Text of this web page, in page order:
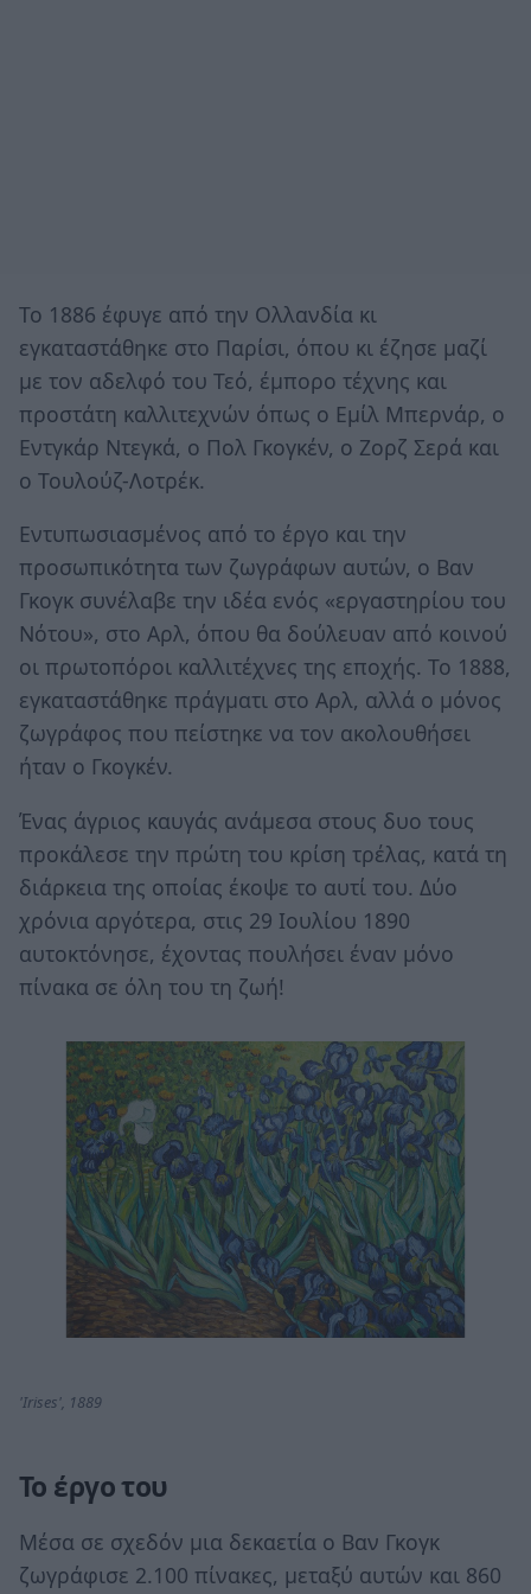
Το 1886 έφυγε από την Ολλανδία κι
εγκαταστάθηκε στο Παρίσι, όπου κι έζησε μαζί
με τον αδελφό του Τεό, έμπορο τέχνης και
προστάτη καλλιτεχνών όπως ο Εμίλ Μπερνάρ, ο
Εντγκάρ Ντεγκά, ο Πολ Γκογκέν, ο Ζορζ Σερά και
ο Τουλούζ-Λοτρέκ.
Εντυπωσιασμένος από το έργο και την
προσωπικότητα των ζωγράφων αυτών, ο Βαν
Γκογκ συνέλαβε την ιδέα ενός «εργαστηρίου του
Νότου», στο Αρλ, όπου θα δούλευαν από κοινού
οι πρωτοπόροι καλλιτέχνες της εποχής. Το 1888,
εγκαταστάθηκε πράγματι στο Αρλ, αλλά ο μόνος
ζωγράφος που πείστηκε να τον ακολουθήσει
ήταν ο Γκογκέν.
Ένας άγριος καυγάς ανάμεσα στους δυο τους
προκάλεσε την πρώτη του κρίση τρέλας, κατά τη
διάρκεια της οποίας έκοψε το αυτί του. Δύο
χρόνια αργότερα, στις 29 Ιουλίου 1890
αυτοκτόνησε, έχοντας πουλήσει έναν μόνο
πίνακα σε όλη του τη ζωή!
'Irises', 1889
Το έργο του
Μέσα σε σχεδόν μια δεκαετία ο Βαν Γκογκ
ζωγράφισε 2.100 πίνακες, μεταξύ αυτών και 860